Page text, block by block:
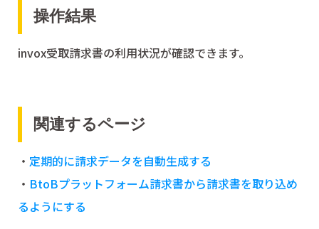
操作結果
invox受取請求書の利用状況が確認できます。
関連するページ
・ 定期的に請求データを自動生成する
・ BtoBプラットフォーム請求書から請求書を取り込め
るようにする